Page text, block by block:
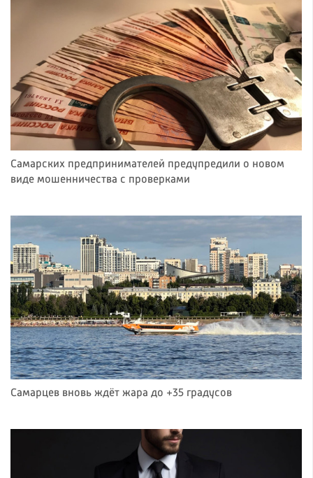
Самарских предпринимателей предупредили о новом
виде мошенничества с проверками
Самарцев вновь ждёт жара до +35 градусов